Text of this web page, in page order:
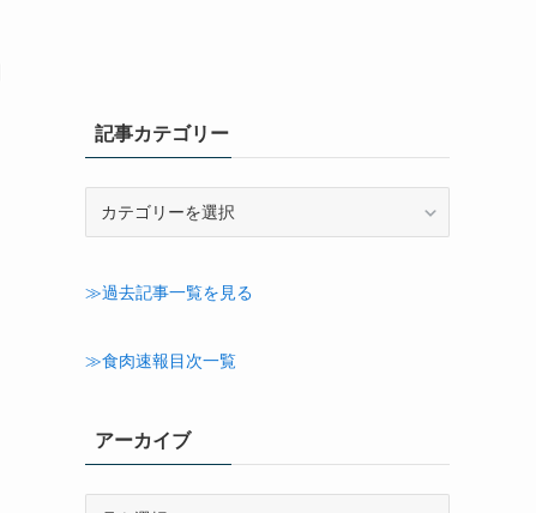
記事カテゴリー
ゴ
ー
≫過去記事一覧を見る
≫食肉速報目次一覧
アーカイブ